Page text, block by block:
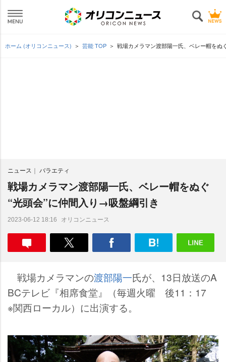
ホーム (オリコンニュース) 芸能 TOP 戦場カメラマン渡部陽一氏、ベレー帽をぬ
ニュース バラエティ
戦場カメラマン渡部陽一氏、ベレー帽をぬぐ
“光頭会”に仲間入り→吸盤綱引き
2023-06-12 18:16 オリコンニュース
戦場カメラマンの渡部陽一氏が、13日放送のA
BCテレビ『相席食堂』（毎週火曜 後11：17
※関西ローカル）に出演する。